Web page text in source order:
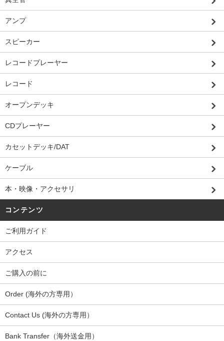
アンプ
スピーカー
レコードプレーヤー
レコード
オープンデッキ
CDプレーヤー
カセットデッキ/DAT
ケーブル
本・映像・アクセサリ
コンテンツ
ご利用ガイド
アクセス
ご購入の前に
Order (海外の方専用）
Contact Us (海外の方専用）
Bank Transfer（海外送金用）